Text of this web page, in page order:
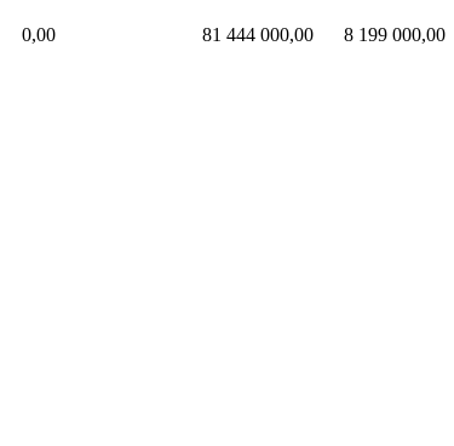
0,00 81 444 000,00 8 199 000,00